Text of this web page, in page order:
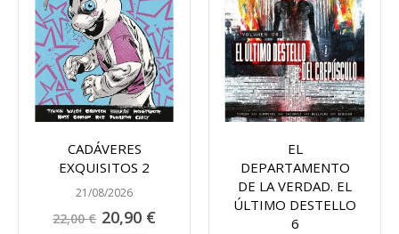
CADÁVERES
EXQUISITOS 2
21/08/2026
22,00 € Precio
especial
20,90 €
EL
DEPARTAMENTO
DE LA VERDAD. EL
ÚLTIMO DESTELLO
6